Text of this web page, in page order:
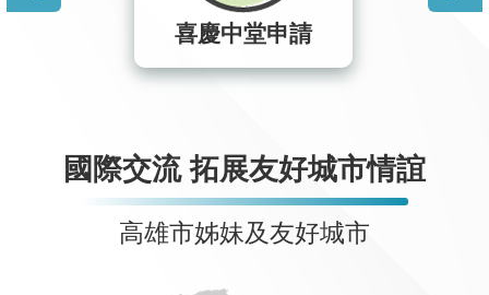
輓額線上申請
國際交流 拓展友好城市情誼
高雄市姊妹及友好城市